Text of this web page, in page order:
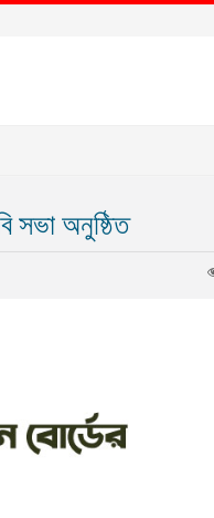
সভা অনুষ্ঠিত